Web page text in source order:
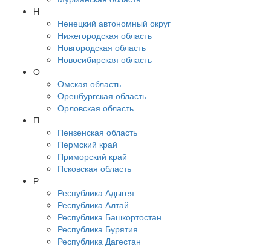
Н
Ненецкий автономный округ
Нижегородская область
Новгородская область
Новосибирская область
О
Омская область
Оренбургская область
Орловская область
П
Пензенская область
Пермский край
Приморский край
Псковская область
Р
Республика Адыгея
Республика Алтай
Республика Башкортостан
Республика Бурятия
Республика Дагестан